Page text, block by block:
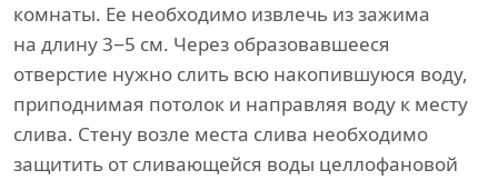
комнаты. Ее необходимо извлечь из зажима
на длину 3−5 см. Через образовавшееся
отверстие нужно слить всю накопившуюся воду,
приподнимая потолок и направляя воду к месту
слива. Стену возле места слива необходимо
защитить от сливающейся воды целлофановой